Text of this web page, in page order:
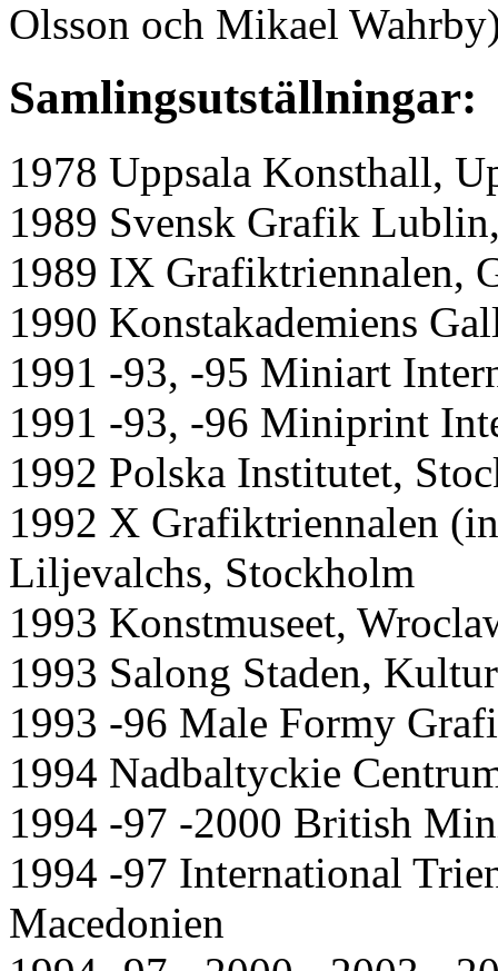
Olsson och Mikael
Samlingsutställningar:
1978 Uppsala Konsthall,
1989 Svensk Grafik
1989 IX Grafiktriennalen,
1990 Konstakademiens
1991 -93, -95 Miniart
1991 -93, -96 Miniprint
1992 Polska Institutet,
1992 X Grafiktriennalen
Liljevalchs, Stockholm
1993 Konstmuseet,
1993 Salong Staden,
1993 -96 Male Formy
1994 Nadbaltyckie
1994 -97 -2000 British
1994 -97 International
Macedonien